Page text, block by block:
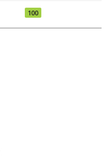
100